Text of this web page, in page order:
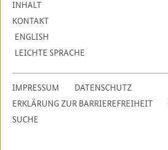
INHALT
KONTAKT
ENGLISH
LEICHTE SPRACHE
IMPRESSUM
DATENSCHUTZ
ERKLÄRUNG ZUR BARRIEREFREIHEIT
SUCHE